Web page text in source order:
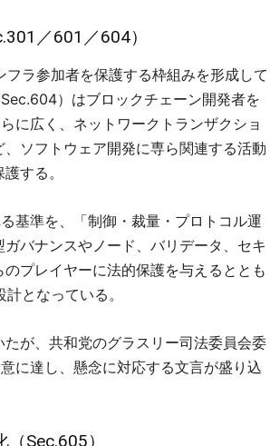
／601／604）
ラ参加者を保護する枠組みを形成して
）はブロックチェーン開発者を
に広く、ネットワークトランザクショ
ソフトウェア開発に専ら関連する活動
する。
基準を、「制御・裁量・プロトコル運
バナンスやノード、バリデータ、セキ
プレイヤーに法的保護を与えるととも
となっている。
が、共和党のグラスリー司法委員会委
に達し、懸念に対応する文言が盛り込
Sec.605）